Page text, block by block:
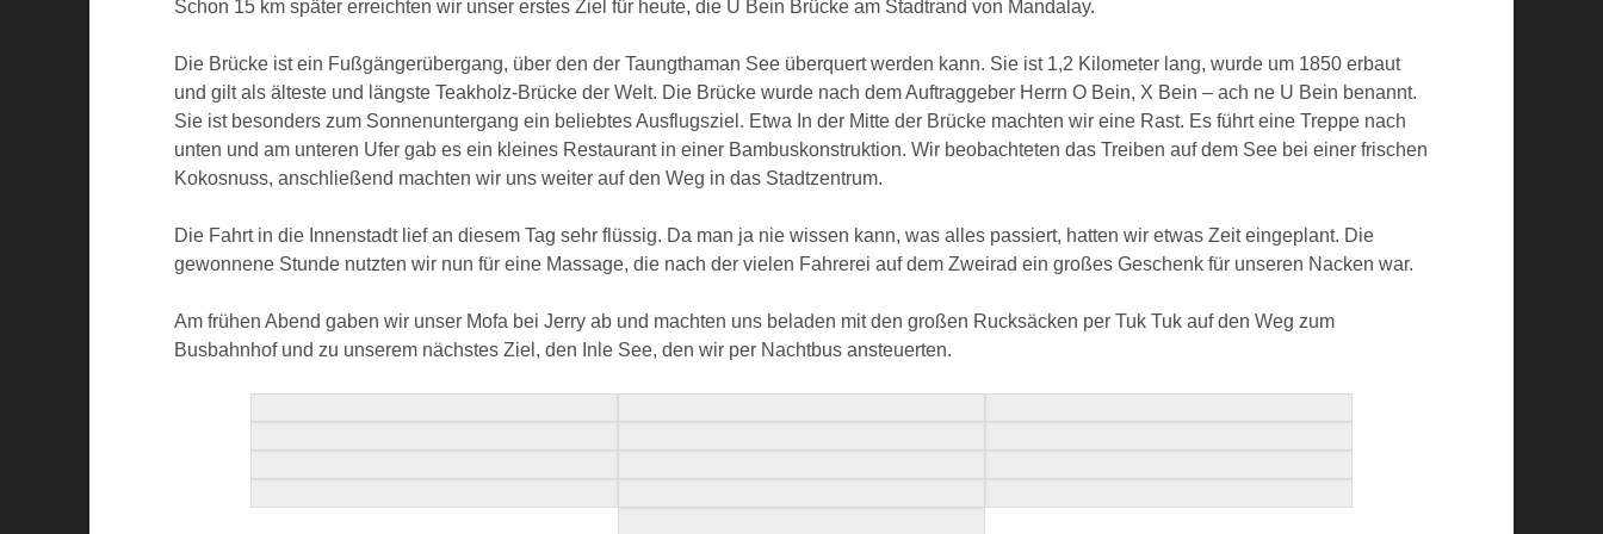
Schon 15 km später erreichten wir unser erstes Ziel für heute, die U Bein Brücke am Stadtrand von Mandalay.
Die Brücke ist ein Fußgängerübergang, über den der Taungthaman See überquert werden kann. Sie ist 1,2 Kilometer lang, wurde um 1850 erbaut
und gilt als älteste und längste Teakholz-Brücke der Welt. Die Brücke wurde nach dem Auftraggeber Herrn O Bein, X Bein – ach ne U Bein benannt.
Sie ist besonders zum Sonnenuntergang ein beliebtes Ausflugsziel. Etwa In der Mitte der Brücke machten wir eine Rast. Es führt eine Treppe nach
unten und am unteren Ufer gab es ein kleines Restaurant in einer Bambuskonstruktion. Wir beobachteten das Treiben auf dem See bei einer frischen
Kokosnuss, anschließend machten wir uns weiter auf den Weg in das Stadtzentrum.
Die Fahrt in die Innenstadt lief an diesem Tag sehr flüssig. Da man ja nie wissen kann, was alles passiert, hatten wir etwas Zeit eingeplant. Die
gewonnene Stunde nutzten wir nun für eine Massage, die nach der vielen Fahrerei auf dem Zweirad ein großes Geschenk für unseren Nacken war.
Am frühen Abend gaben wir unser Mofa bei Jerry ab und machten uns beladen mit den großen Rucksäcken per Tuk Tuk auf den Weg zum
Busbahnhof und zu unserem nächstes Ziel, den Inle See, den wir per Nachtbus ansteuerten.